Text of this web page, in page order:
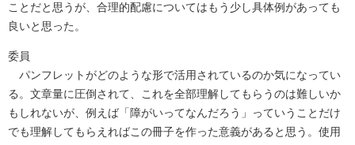
ことだと思うが、合理的配慮についてはもう少し具体例があっても
良いと思った。
委員
パンフレットがどのような形で活用されているのか気になってい
る。文章量に圧倒されて、これを全部理解してもらうのは難しいか
もしれないが、例えば「障がいってなんだろう」っていうことだけ
でも理解してもらえればこの冊子を作った意義があると思う。使用